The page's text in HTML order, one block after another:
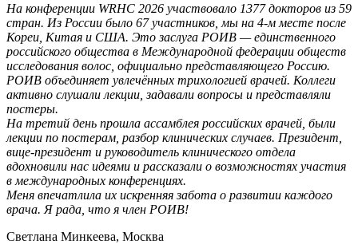
На конференции WRHC 2026 участвовало 1377 докторов из 59
стран. Из России было 67 участников, мы на 4-м месте после
Кореи, Китая и США. Это заслуга РОИВ — единственного
российского общества в Международной федерации обществ
исследования волос, официально представляющего Россию.
РОИВ объединяет увлечённых трихологией врачей. Коллеги
активно слушали лекции, задавали вопросы и представляли
постеры.
На третий день прошла ассамблея российских врачей, были
лекции по постерам, разбор клинических случаев. Президент,
вице-президент и руководитель клинического отдела
вдохновили нас идеями и рассказали о возможностях участия
в международных конференциях.
Меня впечатлила их искренняя забота о развитии каждого
врача. Я рада, что я член РОИВ!
Светлана Минкеева, Москва